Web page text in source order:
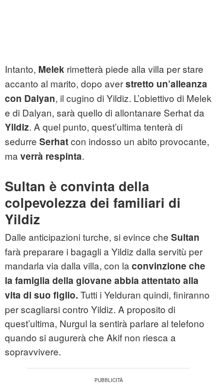
Intanto, Melek rimetterà piede alla villa per stare
accanto al marito, dopo averstretto un’alleanza
con Dalyan, il cugino di Yildiz. L’obiettivo di Melek
e di Dalyan, sarà quello di allontanare Serhat da
Yildiz. A quel punto, quest’ultima tenterà di
sedurre Serhatcon indosso un abito provocante,
ma verrà respinta.
Sultan è convinta della
colpevolezza dei familiari di
Yildiz
Dalle anticipazioni turche, si evince che Sultan
farà preparare i bagagli a Yildiz dalla servitù per
mandarla via dalla villa, con la convinzione che
la famiglia della giovane abbia attentato alla
vita di suo figlio. Tutti i Yelduran quindi, finiranno
per scagliarsi contro Yildiz. A proposito di
quest’ultima, Nurgul la sentirà parlare al telefono
quando si augurerà che Akif non riesca a
sopravvivere.